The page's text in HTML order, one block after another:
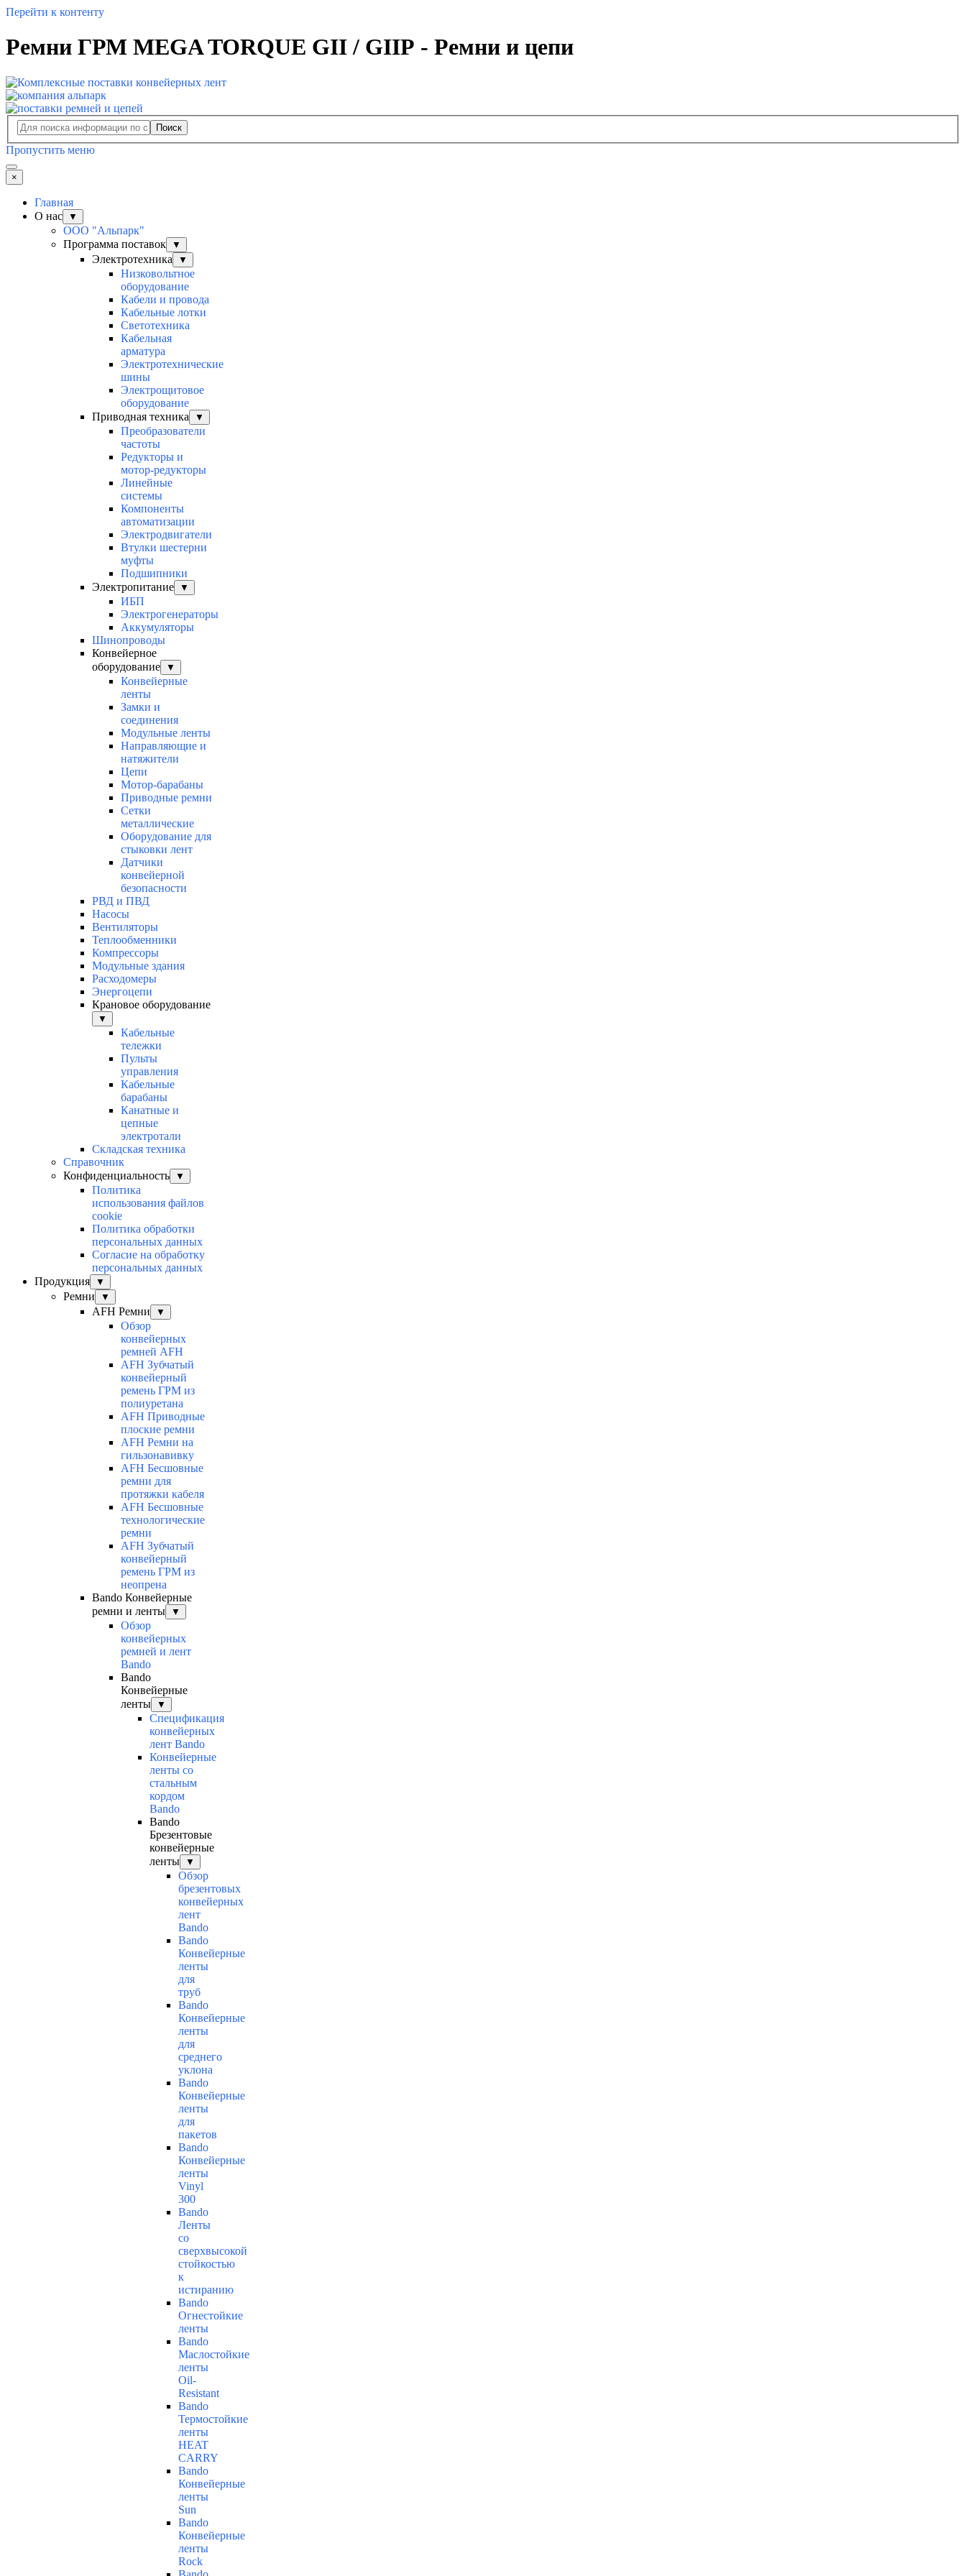
Перейти к контенту
Ремни ГРМ MEGA TORQUE GII / GIIР - Ремни и цепи
Поиск
Пропустить меню
×
Главная
О нас
▼
ООО "Альпарк"
Программа поставок
▼
Электротехника ▼
Низковольтное
оборудование
Кабели и провода
Кабельные лотки
Светотехника
Кабельная
арматура
Электротехнические
шины
Электрощитовое
оборудование
Приводная техника
▼
Преобразователи
частоты
Редукторы и
мотор-редукторы
Линейные
системы
Компоненты
автоматизации
Электродвигатели
Втулки шестерни
муфты
Подшипники
Электропитание
▼
ИБП
Электрогенераторы
Аккумуляторы
Шинопроводы
Конвейерное
оборудование
▼
Конвейерные
ленты
Замки и
соединения
Модульные ленты
Направляющие и
натяжители
Цепи
Мотор-барабаны
Приводные ремни
Сетки
металлические
Оборудование для
стыковки лент
Датчики
конвейерной
безопасности
РВД и ПВД
Насосы
Вентиляторы
Теплообменники
Компрессоры
Модульные здания
Расходомеры
Энергоцепи
Крановое оборудование
▼
Кабельные
тележки
Пульты
управления
Кабельные
барабаны
Канатные и
цепные
электротали
Складская техника
Справочник
Конфиденциальность
▼
Политика
использования файлов
cookie
Политика обработки
персональных данных
Согласие на обработку
персональных данных
Продукция
▼
Ремни ▼
AFH Ремни ▼
Обзор
конвейерных
ремней AFH
AFH Зубчатый
конвейерный
ремень ГРМ из
полиуретана
AFH Приводные
плоские ремни
AFH Ремни на
гильзонавивку
AFH Бесшовные
ремни для
протяжки кабеля
AFH Бесшовные
технологические
ремни
AFH Зубчатый
конвейерный
ремень ГРМ из
неопрена
Bando Конвейерные
ремни и ленты
▼
Обзор
конвейерных
ремней и лент
Bando
Bando
Конвейерные
ленты
▼
Спецификация
конвейерных
лент Bando
Конвейерные
ленты со
стальным
кордом
Bando
Bando
Брезентовые
конвейерные
ленты
▼
Обзор
брезентовых
конвейерных
лент
Bando
Bando
Конвейерные
ленты
для
труб
Bando
Конвейерные
ленты
для
среднего
уклона
Bando
Конвейерные
ленты
для
пакетов
Bando
Конвейерные
ленты
Vinyl
300
Bando
Ленты
со
сверхвысокой
стойкостью
к
истиранию
Bando
Огнестойкие
ленты
Bando
Маслостойкие
ленты
Oil-
Resistant
Bando
Термостойкие
ленты
HEAT
CARRY
Bando
Конвейерные
ленты
Sun
Bando
Конвейерные
ленты
Rock